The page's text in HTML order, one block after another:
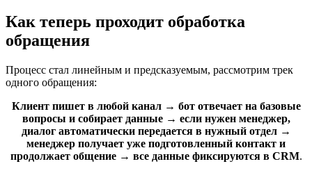
Как теперь проходит обработка
обращения
Процесс стал линейным и предсказуемым, рассмотрим трек
одного обращения:
Клиент пишет в любой канал → бот отвечает на базовые
вопросы и собирает данные → если нужен менеджер,
диалог автоматически передается в нужный отдел →
менеджер получает уже подготовленный контакт и
продолжает общение → все данные фиксируются в CRM.